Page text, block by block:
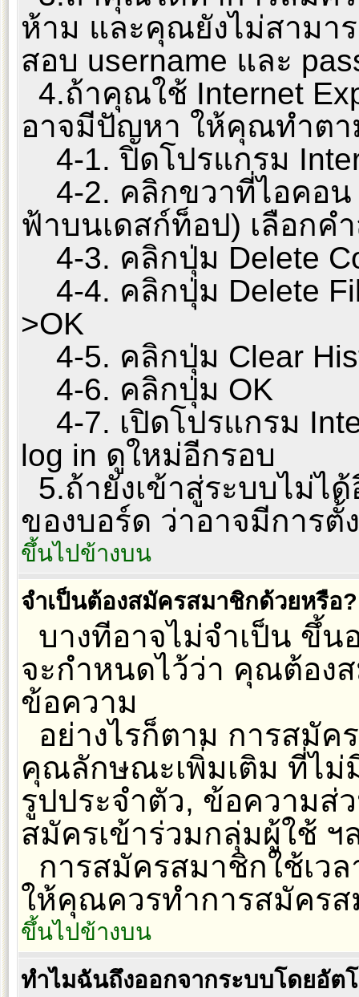
ห้าม และคุณยังไม่สามา
สอบ username และ
4.ถ้าคุณใช้ Internet
อาจมีปัญหา ให้คุณทำต
4-1. ปิดโปรแกรม
4-2. คลิกขวาที่ไอคอน
ฟ้าบนเดสก์ท็อป) เลือกค
4-3. คลิกปุ่ม Delete
4-4. คลิกปุ่ม Delete
>OK
4-5. คลิกปุ่ม Clear
4-6. คลิกปุ่ม OK
4-7. เปิดโปรแกรม
log in ดูใหม่อีกรอบ
5.ถ้ายังเข้าสู่ระบบไม่ไ
ของบอร์ด ว่าอาจมีการ
ขึ้นไปข้างบน
จำเป็นต้องสมัครสมาชิกด้วยหรือ?
บางทีอาจไม่จำเป็น ขึ้น
จะกำหนดไว้ว่า คุณต้อง
ข้อความ
อย่างไรก็ตาม การสมั
คุณลักษณะเพิ่มเติม ที่ไม่
รูปประจำตัว, ข้อความส่
สมัครเข้าร่วมกลุ่มผู้ใช้ ฯ
การสมัครสมาชิกใช้เว
ให้คุณควรทำการสมัคร
ขึ้นไปข้างบน
ทำไมฉันถึงออกจากระบบโดยอัต